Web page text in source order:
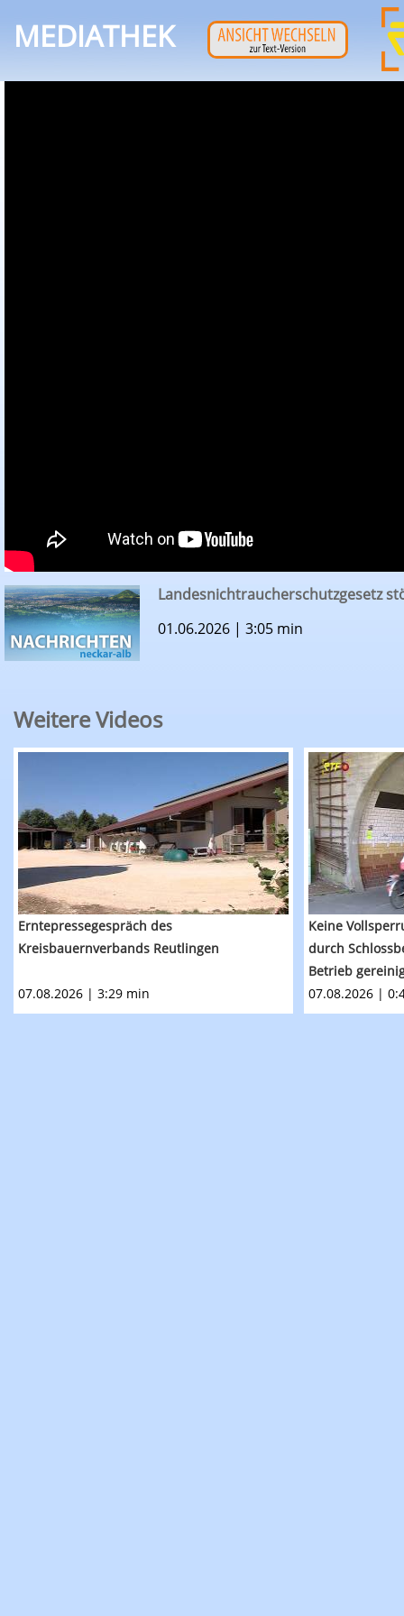
MEDIATHEK
Landesnichtraucherschutzgesetz
01.06.2026 | 3:05 min
Weitere Videos
RTF.1-Nachrichten: Erntepressegespräch des
Erntepressegespräch des
Kreisbauernverbands Reutlingen
07.08.2026 | 3:29 min
RTF.1-
Keine
durch
Betrieb
07.08.2026 |